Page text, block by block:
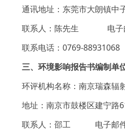
通讯地址：东莞市大朗镇中
联系人：陈先生 电子邮
联系电话：0769-88931068
三、环境影响报告书编制单
环评机构名称：南京瑞森辐
地址：南京市鼓楼区建宁路
联系人：邵工 电子邮件